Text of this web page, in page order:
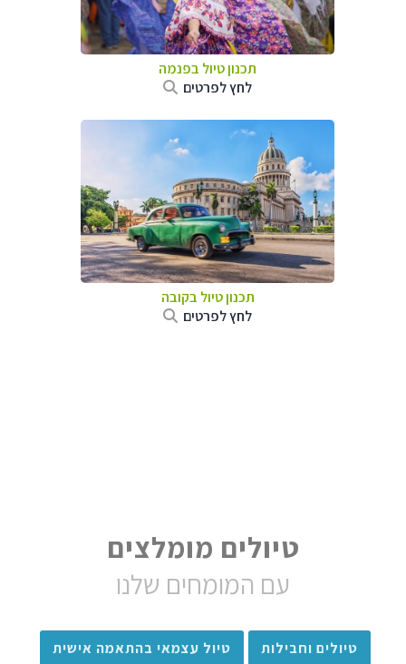
תכנון טיול בפנמה
לחץ לפרטים
תכנון טיול בקובה
לחץ לפרטים
טיולים מומלצים
עם המומחים שלנו
טיולים וחבילות טיול עצמאי בהתאמה אישית